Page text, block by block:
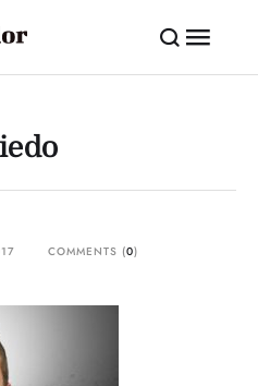
COMMENTS (0)